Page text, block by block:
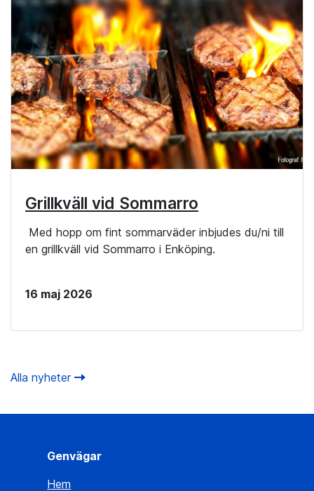
Grillkväll vid Sommarro
Med hopp om fint sommarväder inbjudes du/ni till
en grillkväll vid Sommarro i Enköping.
16 maj 2026
Alla nyheter
Genvägar
Hem